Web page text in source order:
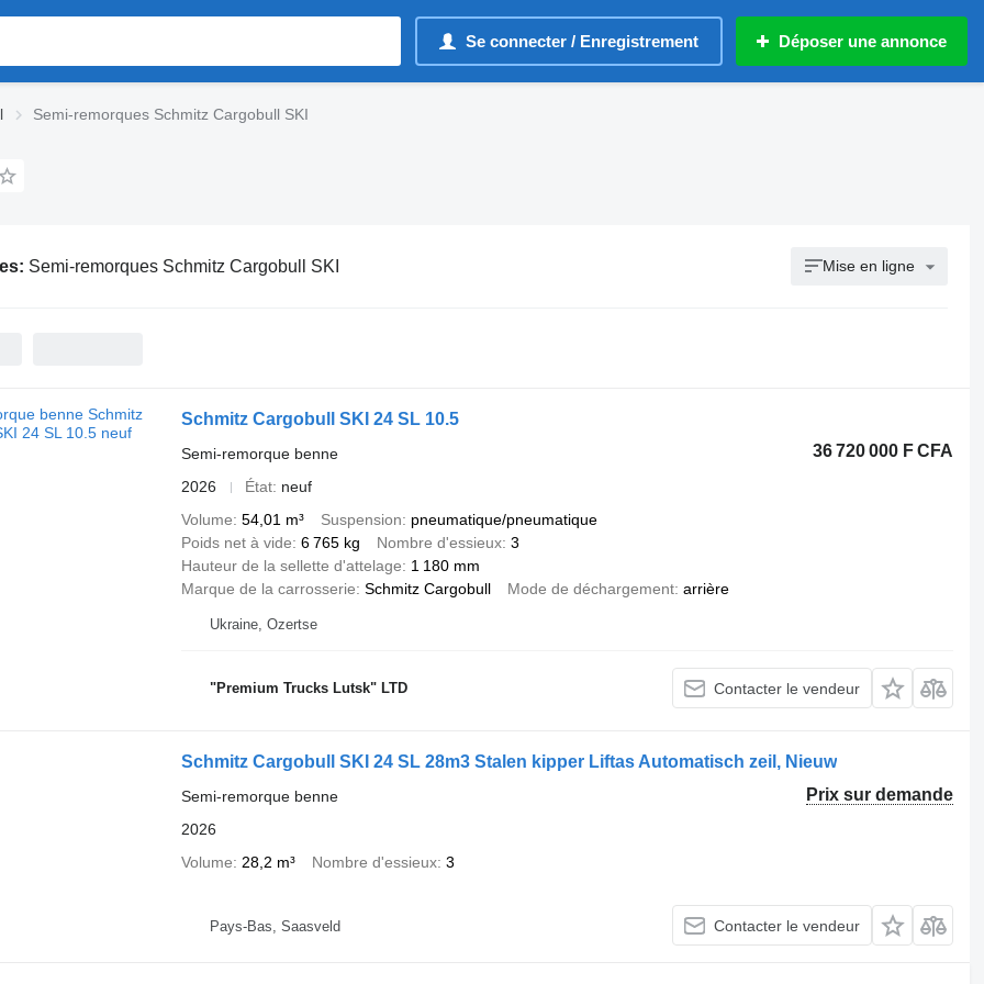
Se connecter / Enregistrement Déposer une annonce
Semi-remorques Schmitz Cargobull SKI
Semi-remorques Schmitz Cargobull SKI Mise en ligne
Schmitz Cargobull SKI 24 SL 10.5
36 720 000 F CFA
Semi-remorque benne
2026
État neuf
Volume 54,01 m³ Suspension
pneumatique/pneumatique
Poids net à vide 6 765 kg Nombre d'essieux 3
Hauteur de la sellette d'attelage
1 180 mm
Marque de la carrosserie Schmitz Cargobull Mode de déchargement arrière
Ukraine, Ozertse
"Premium Trucks Lutsk" LTD Contacter le vendeur
Schmitz Cargobull SKI 24 SL 28m3 Stalen kipper Liftas Automatisch zeil, Nieuw
Prix sur demande
Semi-remorque benne
2026
Volume
28,2 m³ Nombre d'essieux 3
Pays-Bas, Saasveld Contacter le vendeur